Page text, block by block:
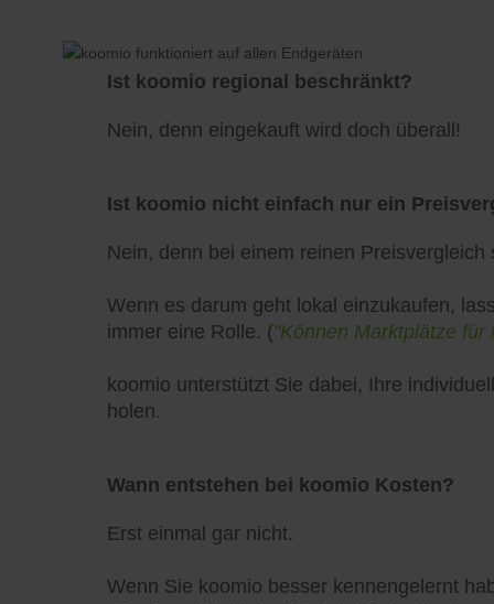
Ist koomio regional beschränkt?
Nein, denn eingekauft wird doch überall!
Ist koomio nicht einfach nur ein
Nein, denn bei einem reinen
Wenn es darum geht lokal einzukaufen,
immer eine Rolle. ("Können Marktplätze
koomio unterstützt Sie dabei, Ihre
holen.
Wann entstehen bei koomio Kosten?
Erst einmal gar nicht.
Wenn Sie koomio besser kennengelernt